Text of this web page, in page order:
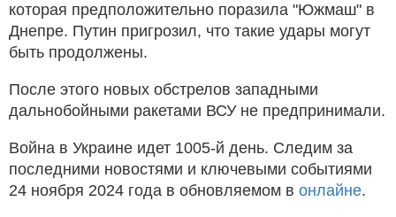
которая предположительно поразила "Южмаш" в
Днепре. Путин пригрозил, что такие удары могут
быть продолжены.
После этого новых обстрелов западными
дальнобойными ракетами ВСУ не предпринимали.
Война в Украине идет 1005-й день. Следим за
последними новостями и ключевыми событиями
24 ноября 2024 года в обновляемом в онлайне.